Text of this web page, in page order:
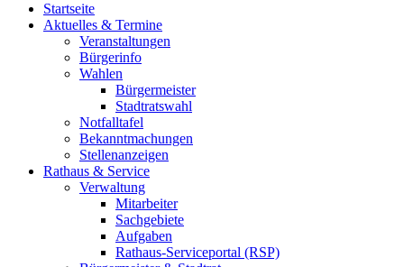
Startseite
Aktuelles & Termine
Veranstaltungen
Bürgerinfo
Wahlen
Bürgermeister
Stadtratswahl
Notfalltafel
Bekanntmachungen
Stellenanzeigen
Rathaus & Service
Verwaltung
Mitarbeiter
Sachgebiete
Aufgaben
Rathaus-Serviceportal (RSP)